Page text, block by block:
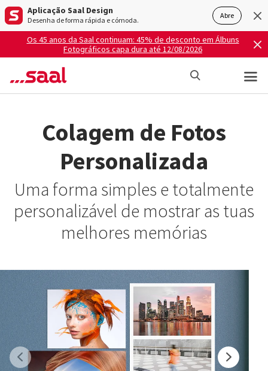
Aplicação Saal Design
Desenha de forma rápida e cómoda. Abre
Os 45 anos da Saal continuam: 45% de desconto em Álbuns
Fotográficos capa dura até 12/08/2026
Colagem de Fotos
Personalizada
Uma forma simples e totalmente
personalizável de mostrar as tuas
melhores memórias